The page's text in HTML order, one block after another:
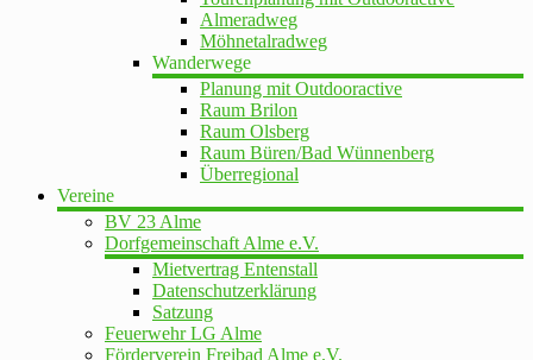
Almeradweg
Möhnetalradweg
Wanderwege
Planung mit Outdooractive
Raum Brilon
Raum Olsberg
Raum Büren/Bad Wünnenberg
Überregional
Vereine
BV 23 Alme
Dorfgemeinschaft Alme e.V.
Mietvertrag Entenstall
Datenschutzerklärung
Satzung
Feuerwehr LG Alme
Förderverein Freibad Alme e.V.